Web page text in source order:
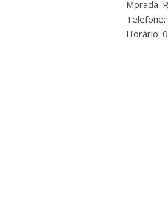
Morada:
Horário: